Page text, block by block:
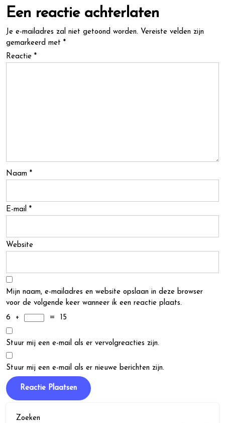
Een reactie achterlaten
Je e-mailadres zal niet getoond worden. Vereiste velden zijn
gemarkeerd met *
Reactie *
Naam *
E-mail *
Website
Mijn naam, e-mailadres en website opslaan in deze browser
voor de volgende keer wanneer ik een reactie plaats.
6
+ = 15
Stuur mij een e-mail als er vervolgreacties zijn.
Stuur mij een e-mail als er nieuwe berichten zijn.
Zoeken